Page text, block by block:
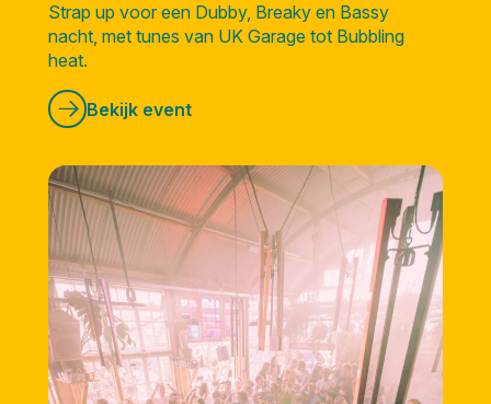
Strap up voor een Dubby, Breaky en Bassy
nacht, met tunes van UK Garage tot Bubbling
heat.
Bekijk event